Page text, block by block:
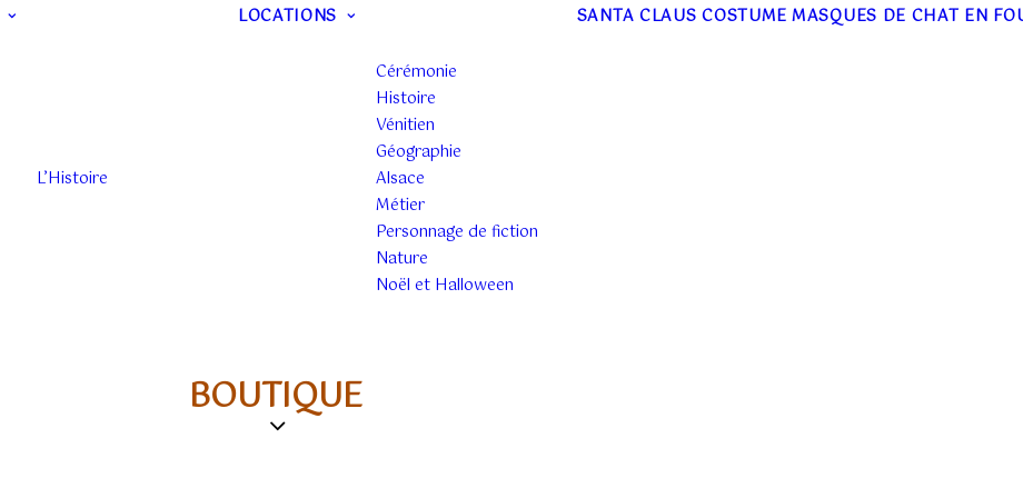
L’Histoire
LOCATIONS
Cérémonie
Histoire
Vénitien
Géographie
Alsace
Métier
Personnage de fiction
Nature
Noël et Halloween
SANTA CLAUS COSTUME MASQUES DE CHAT EN
BOUTIQUE